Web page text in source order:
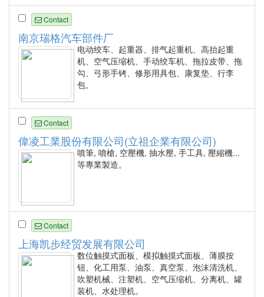
Contact
南京瑞格汽车部件厂
电动绞车、起重器、排气起重机、高抬起重
机、空气压缩机、手动绞车机、拖拉皮带、拖
勾、弓形手铐、修形用具包、康复垫、行李
包。
Contact
偉凌工業股份有限公司(立祖企業有限公司)
噴筆, 噴槍, 空壓機, 抽水壓, 手工具, 壓縮機...
等專業製造。
Contact
上海凯步经贸发展有限公司
数位触摸式面板、模拟触摸式面板、薄膜按
钮、化工用泵、油泵、真空泵、泡沫清洗机、
吹塑机械、注塑机、空气压缩机、分离机、罐
装机、水处理机。